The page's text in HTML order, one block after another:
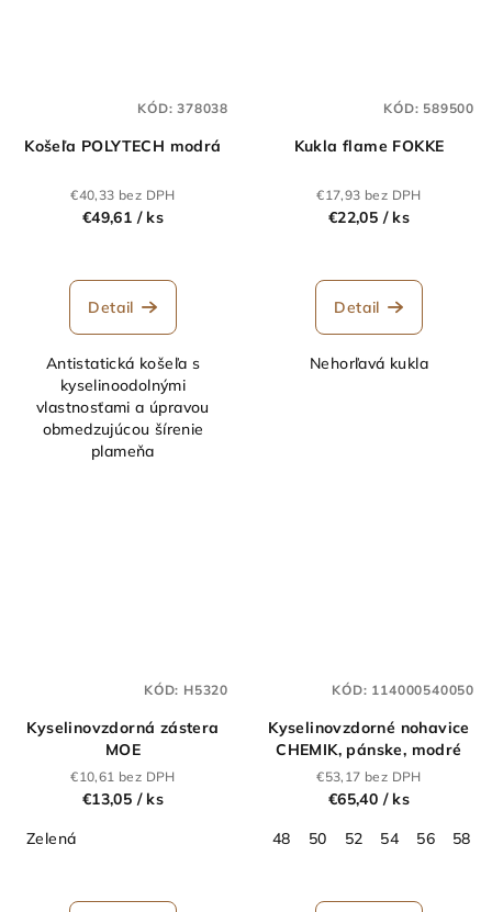
Košeľa POLYTECH modrá
€40,33 bez DPH
€49,61 / ks
Detail
Antistatická košeľa s
kyselinoodolnými
vlastnosťami a úpravou
obmedzujúcou šírenie
plameňa
KÓD:378038
Kukla flame FOKKE
€17,93 bez DPH
€22,05 / ks
Detail
Nehorľavá kukla
KÓD: 589500
Kyselinovzdorná zástera
MOE
€10,61 bez DPH
€13,05 / ks
Zelená
KÓD: H5320
Kyselinovzdorné nohavice
CHEMIK, pánske, modré
€53,17 bez DPH
€65,40 / ks
48
50 52 54 56 58
KÓD: 114000540050